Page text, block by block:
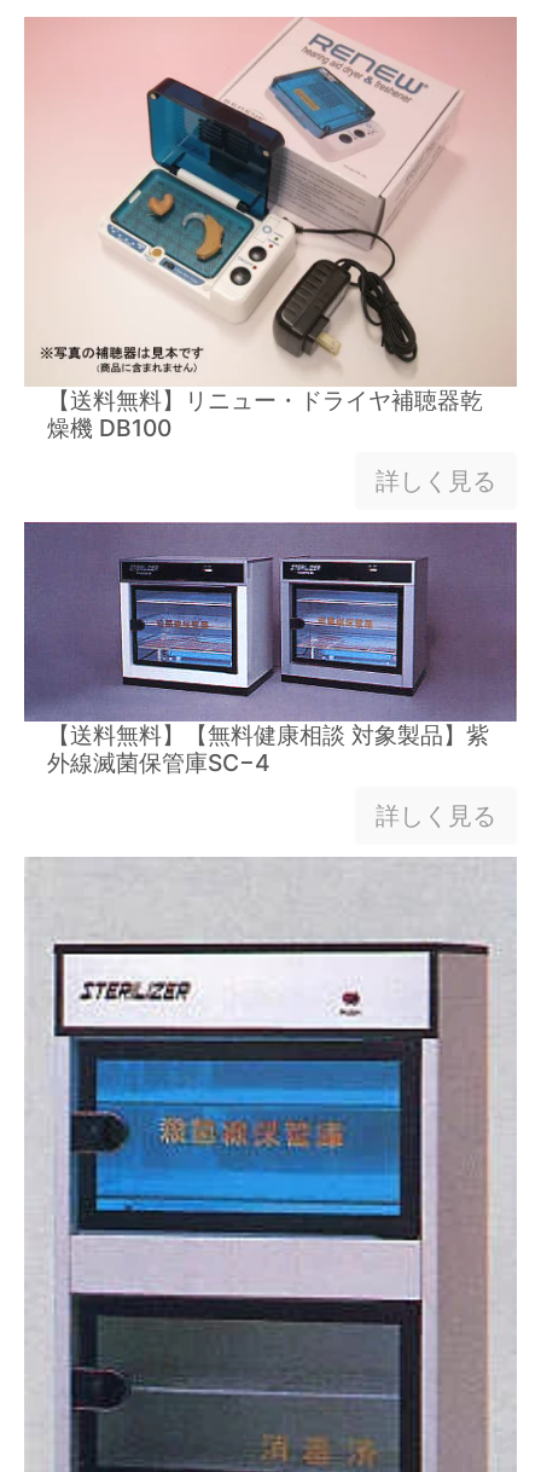
【送料無料】リニュー・ドライヤ補聴器乾
燥機 DB100
詳しく見る
【送料無料】【無料健康相談 対象製品】紫
外線滅菌保管庫SC−4
詳しく見る